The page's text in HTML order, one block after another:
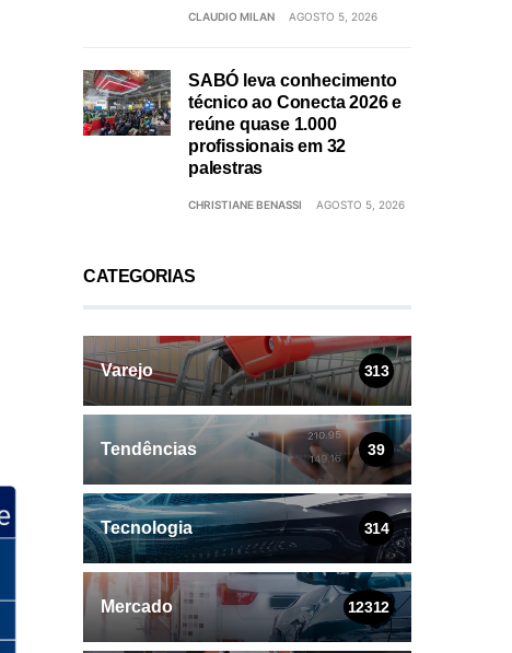
CLAUDIO MILAN AGOSTO 5, 2026
SABÓ leva conhecimento
técnico ao Conecta 2026 e
reúne quase 1.000
profissionais em 32
palestras
CHRISTIANE BENASSI AGOSTO 5, 2026
CATEGORIAS
Varejo 313
Tendências 39
Tecnologia 314
Mercado 12312